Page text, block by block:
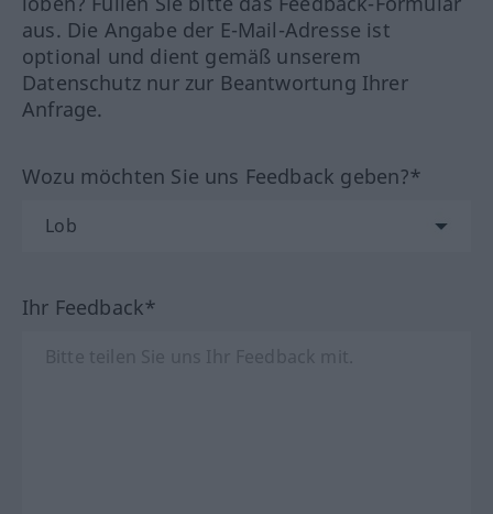
aus. Die Angabe der E-Mail-Adresse ist
optional und dient gemäß unserem
Datenschutz nur zur Beantwortung Ihrer
Anfrage.
Wozu möchten Sie uns Feedback geben?*
Ihr Feedback*